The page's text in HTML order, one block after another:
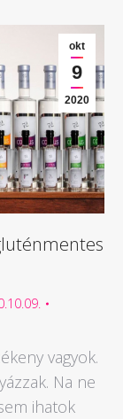
okt
9
2020
vagyok.
Na ne
ihatok